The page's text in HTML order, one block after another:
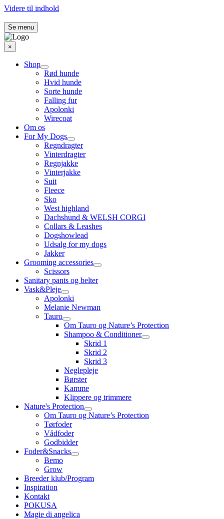
Videre til indhold
Se menu
×
Shop
Rød hunde
Hvid hunde
Sorte hunde
Falling fur
Apolonki
Wirecoat
Om os
For My Dogs
Regndragter
Vinterdragter
Regnjakke
Vinterjakke
Suit
Fleece
Sko
West highland
Dachshund & WELSH CORGI
Collars & Leashes
Dogshowlead
Udsalg for my dogs
Jakker
Grooming accessories
Scissors
Sanitary pants og belter
Vask&Pleje
Apolonki
Melanie Newman
Tauro
Om Tauro og Nature’s Protection
Shampoo & Conditioner
Skrid 1
Skrid 2
Skrid 3
Neglepleje
Børster
Kamme
Klippere og trimmere
Nature's Protection
Om Tauro og Nature’s Protection
Tørfoder
Vådfoder
Godbidder
Foder&Snacks
Bemo
Grow
Breeder klub/Program
Inspiration
Kontakt
POKUSA
Magie di angelica